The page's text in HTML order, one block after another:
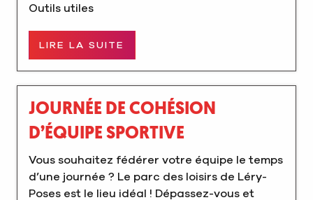
Outils utiles
LIRE LA SUITE
JOURNÉE DE COHÉSION
D’ÉQUIPE SPORTIVE
Vous souhaitez fédérer votre équipe le temps
d’une journée ? Le parc des loisirs de Léry-
Poses est le lieu idéal ! Dépassez-vous et